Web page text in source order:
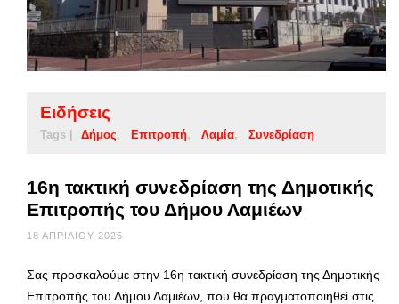
Ειδήσεις
Tags | Δήμος Επιτροπή Λαμία Συνεδρίαση
16η τακτική συνεδρίαση της Δημοτικής
Επιτροπής του Δήμου Λαμιέων
18 ΑΠΡΙΛΊΟΥ 2025
Σας προσκαλούμε στην 16η τακτική συνεδρίαση της Δημοτικής
Επιτροπής του Δήμου Λαμιέων, που θα πραγματοποιηθεί στις